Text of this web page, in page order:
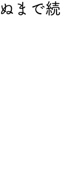
まで続